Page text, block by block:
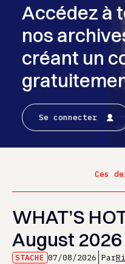
Accédez à
nos
créant un
Se connecter
Ces
WHAT’S
August 2026
STACHE 07/08/2026 Par